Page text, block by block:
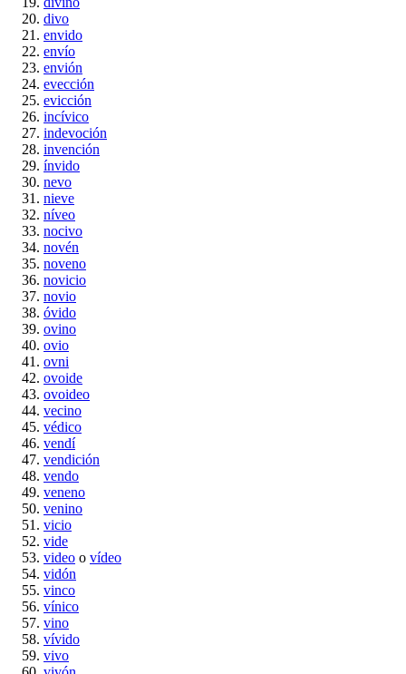
divo
envido
envío
envión
evección
evicción
incívico
indevoción
invención
ínvido
nevo
nieve
níveo
nocivo
novén
noveno
novicio
novio
óvido
ovino
ovio
ovni
ovoide
ovoideo
vecino
védico
vendí
vendición
vendo
veneno
venino
vicio
vide
video o vídeo
vidón
vinco
vínico
vino
vívido
vivo